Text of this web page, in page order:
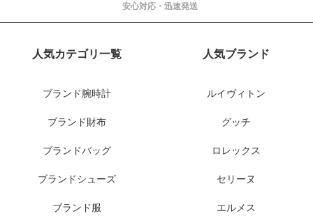
安心対応・迅速発送
人気カテゴリ一覧
ブランド腕時計
ブランド財布
ブランドバッグ
ブランドシューズ
ブランド服
人気ブランド
ルイヴィトン
グッチ
ロレックス
セリーヌ
エルメス